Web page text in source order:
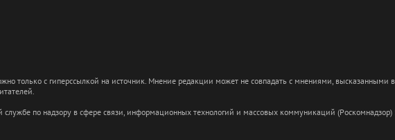
только с гиперссылкой на источник. Мнение редакции может не совпадать с мнениями,
службе по надзору в сфере связи, информационных технологий и массовых коммуникаций